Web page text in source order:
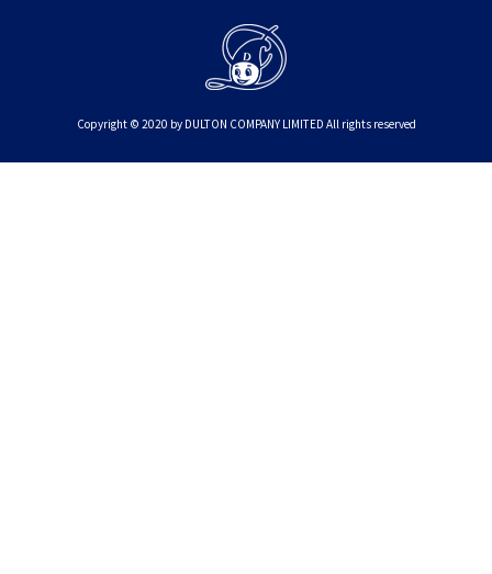
Copyright © 2020 by DULTON COMPANY LIMITED All rights reserved